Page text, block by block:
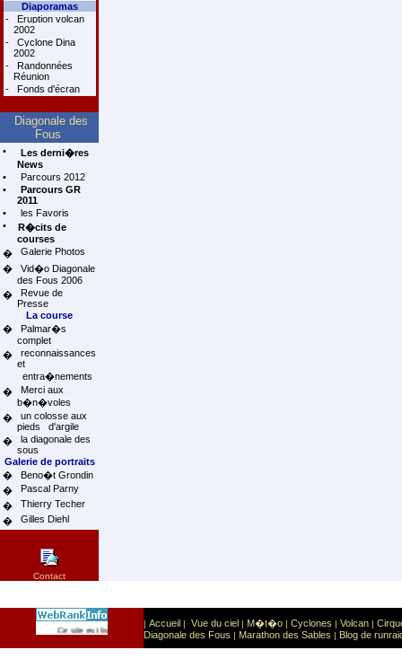
Diaporamas
-
Eruption volcan
2002
-
Cyclone Dina
2002
-
Randonnées
Réunion
-
Fonds d'écran
Diagonale des
Fous
•
Les derni�res
News
•
Parcours 2012
•
Parcours GR
2011
•
les Favoris
•
R�cits de
courses
�
Galerie Photos
�
Vid�o Diagonale
des Fous 2006
�
Revue de
Presse
La course
�
Palmar�s
complet
�
reconnaissances
et
entra�nements
�
Merci aux
b�n�voles
�
un colosse aux
pieds d'argile
�
la diagonale des
sous
Galerie de portraits
�
Beno�t Grondin
�
Pascal Parny
�
Thierry Techer
�
Gilles Diehl
Contact
Ce site est list� dans la cat�gorie Sport: Sports extr�mes
| Accueil | Vue du ciel | M�t�o | Cyclones | Volcan |
Diagonale des Fous | Marathon des Sables | Blog de